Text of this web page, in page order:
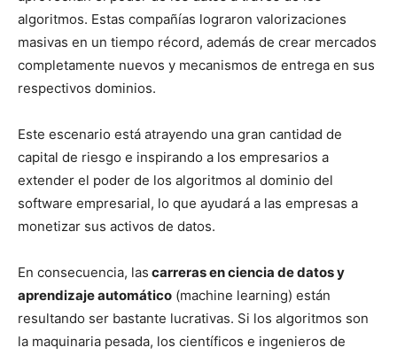
algoritmos. Estas compañías lograron valorizaciones
masivas en un tiempo récord, además de crear mercados
completamente nuevos y mecanismos de entrega en sus
respectivos dominios.
Este escenario está atrayendo una gran cantidad de
capital de riesgo e inspirando a los empresarios a
extender el poder de los algoritmos al dominio del
software empresarial, lo que ayudará a las empresas a
monetizar sus activos de datos.
En consecuencia, las carreras en ciencia de datos y
aprendizaje automático (machine learning) están
resultando ser bastante lucrativas. Si los algoritmos son
la maquinaria pesada, los científicos e ingenieros de